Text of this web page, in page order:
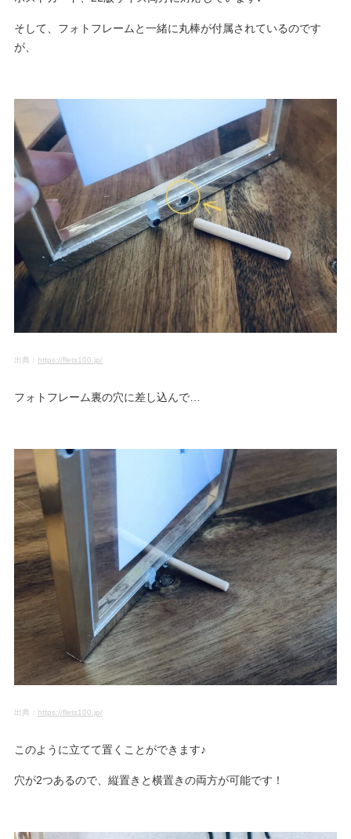
そして、フォトフレームと一緒に丸棒が付属されているのです
が、
出典： https://flets100.jp/
フォトフレーム裏の穴に差し込んで…
出典： https://flets100.jp/
このように立てて置くことができます♪
穴が2つあるので、縦置きと横置きの両方が可能です！